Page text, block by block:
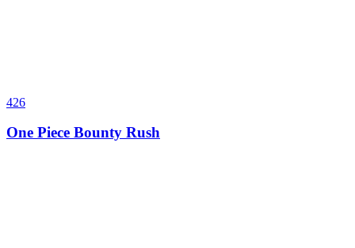
426
One Piece Bounty Rush